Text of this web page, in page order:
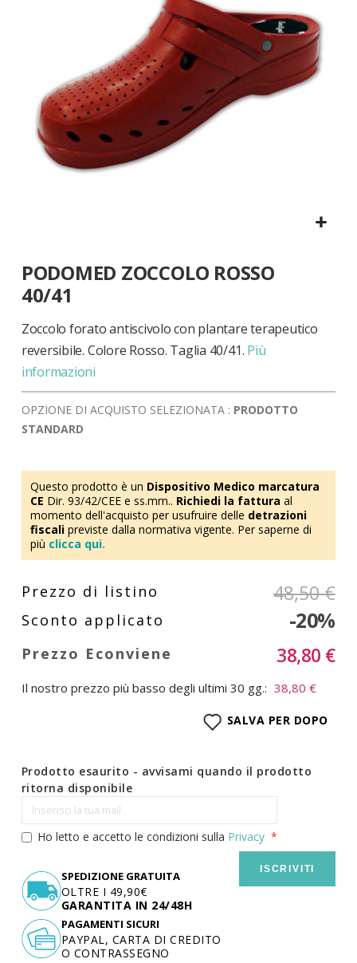
all'inizio
della
galleria
di
immagini
PODOMED ZOCCOLO ROSSO
40/41
Zoccolo forato antiscivolo con plantare terapeutico
reversibile. Colore Rosso. Taglia 40/41. Più
informazioni
OPZIONE DI ACQUISTO SELEZIONATA : PRODOTTO
STANDARD
Questo prodotto è un Dispositivo Medico marcatura
CE Dir. 93/42/CEE e ss.mm.. Richiedi la fattura al
momento dell'acquisto per usufruire delle detrazioni
fiscalipreviste dalla normativa vigente. Per saperne di
più clicca qui.
48,50 €
-20%
38,80 €
Il nostro prezzo più basso degli ultimi 30 gg.: 38,80 €
SALVA PER DOPO
Prodotto esaurito - avvisami quando il prodotto
ritorna disponibile
Ho letto e accetto le condizioni sulla Privacy
ISCRIVITI
SPEDIZIONE GRATUITA
OLTRE I 49,90€
GARANTITA IN 24/48H
PAGAMENTI SICURI
PAYPAL, CARTA DI CREDITO
O CONTRASSEGNO